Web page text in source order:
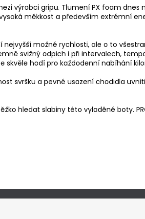
výrobci gripu. Tlumení PX foam dnes
měkkost a především extrémní
možné rychlosti, ale o to
svižný odpich i při intervalech,
skvěle hodí pro každodenní nabíhání
svršku a pevné usazení chodidla
hledat slabiny této vyladěné boty.